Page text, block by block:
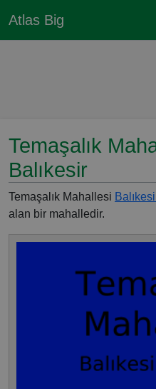
Atlas Big
Temaşalık
Balıkesir
Temaşalık Mahallesi
alan bir mahalledir.